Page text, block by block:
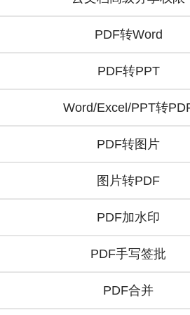
PDF转Word
PDF转PPT
Word/Excel/PPT转
PDF转图片
图片转PDF
PDF加水印
PDF手写签批
PDF合并